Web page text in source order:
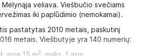
vėliava. Viešbučio svečiams
iki paplūdimio (nemokamai).
pastatytas 2010 metais, paskutinį
metais. Viešbutyje yra 140 numerių:
2